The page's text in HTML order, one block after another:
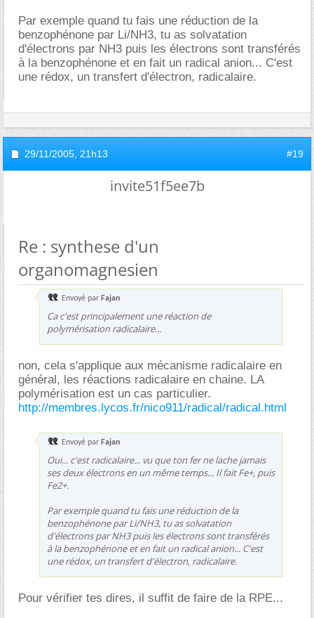
Par exemple quand tu fais une réduction de la
benzophénone par Li/NH3, tu as solvatation
d'électrons par NH3 puis les électrons sont transférés
à la benzophénone et en fait un radical anion... C'est
une rédox, un transfert d'électron, radicalaire.
29/11/2005, 21h13 #19
invite51f5ee7b
Re : synthese d'un
organomagnesien
Envoyé par Fajan
Ca c'est principalement une réaction de
polymérisation radicalaire...
non, cela s'applique aux mécanisme radicalaire en
général, les réactions radicalaire en chaine. LA
polymérisation est un cas particulier.
http://membres.lycos.fr/nico911/radical/radical.html
Envoyé par Fajan
Oui... c'est radicalaire... vu que ton fer ne lache jamais
ses deux électrons en un même temps... Il fait Fe+, puis
Fe2+.
Par exemple quand tu fais une réduction de la
benzophénone par Li/NH3, tu as solvatation
d'électrons par NH3 puis les électrons sont transférés
à la benzophénone et en fait un radical anion... C'est
une rédox, un transfert d'électron, radicalaire.
Pour vérifier tes dires, il suffit de faire de la RPE...